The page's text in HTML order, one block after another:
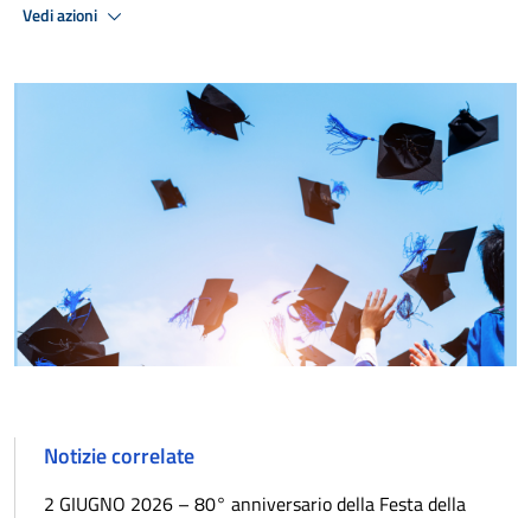
Vedi azioni
Notizie correlate
2 GIUGNO 2026 – 80° anniversario della Festa della